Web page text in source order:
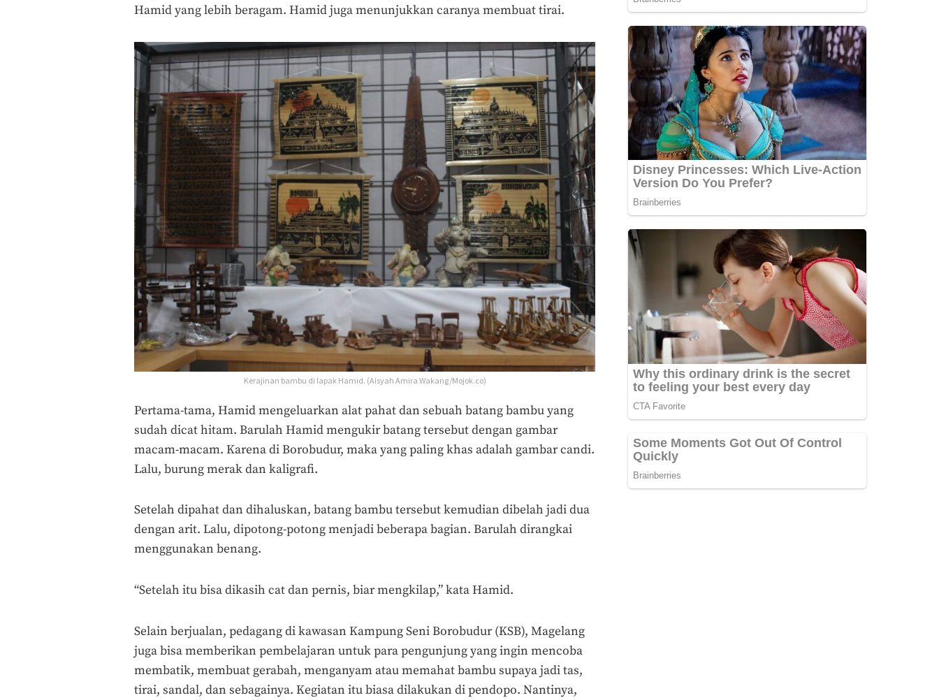
Hamid yang lebih beragam. Hamid juga menunjukkan caranya membuat tirai.
Kerajinan bambu di lapak Hamid. (Aisyah Amira Wakang/Mojok.co)
Pertama-tama, Hamid mengeluarkan alat pahat dan sebuah batang bambu yang
sudah dicat hitam. Barulah Hamid mengukir batang tersebut dengan gambar
macam-macam. Karena di Borobudur, maka yang paling khas adalah gambar candi.
Lalu, burung merak dan kaligrafi.
Setelah dipahat dan dihaluskan, batang bambu tersebut kemudian dibelah jadi dua
dengan arit. Lalu, dipotong-potong menjadi beberapa bagian. Barulah dirangkai
menggunakan benang.
“Setelah itu bisa dikasih cat dan pernis, biar mengkilap,” kata Hamid.
Selain berjualan, pedagang di kawasan Kampung Seni Borobudur (KSB), Magelang
juga bisa memberikan pembelajaran untuk para pengunjung yang ingin mencoba
membatik, membuat gerabah, menganyam atau memahat bambu supaya jadi tas,
tirai, sandal, dan sebagainya. Kegiatan itu biasa dilakukan di pendopo. Nantinya,